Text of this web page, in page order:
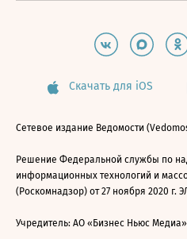
Скачать для iOS
Сетевое издание Ведомости
Решение Федеральной службы по
информационных технологий и
(Роскомнадзор) от 27 ноября 2020 г.
Учредитель: АО «Бизнес Ньюс Медиа»